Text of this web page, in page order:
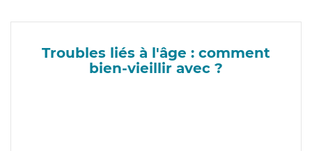
Troubles liés à l'âge : comment
bien-vieillir avec ?